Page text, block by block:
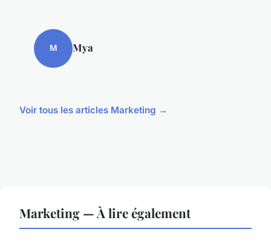
M Mya
Voir tous les articles Marketing →
Marketing — À lire également